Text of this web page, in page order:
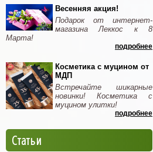
Весенняя акция!
Подарок от интернет-
магазина Леккос к 8
Марта!
подробнее
Косметика с муцином от
МДП
Встречайте шикарные
новинки! Косметика с
муцином улитки!
подробнее
Статьи